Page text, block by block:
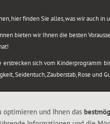
hier finden Sie alles, was wir auch
bieten wir Ihnen die besten
erstrecken sich vom Kinderprogramm
Seidentuch, Zauberstab, Rose und
optimieren und Ihnen das